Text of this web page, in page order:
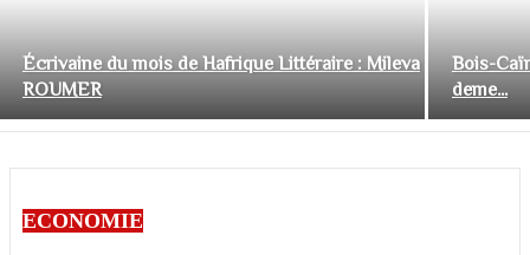
Écrivaine du mois de Hafrique Littéraire : Mileva
ROUMER
Bois-
deme...
ECONOMIE